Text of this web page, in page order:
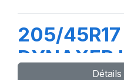
205/
DYNAXER